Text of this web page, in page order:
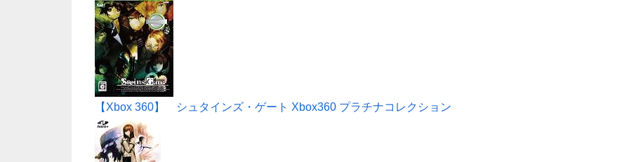
【Xbox 360】 シュタインズ・ゲート Xbox360 プラチナコレクション